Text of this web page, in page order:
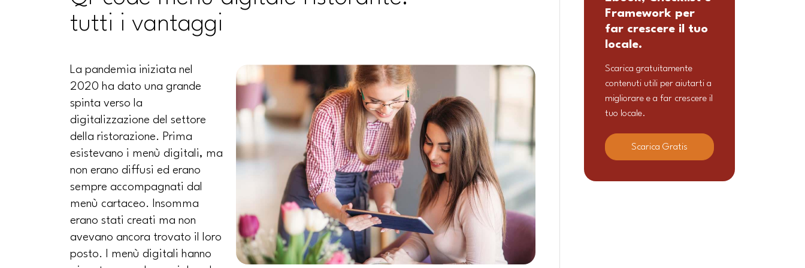
tutti i vantaggi
La pandemia iniziata nel
2020 ha dato una grande
spinta verso la
digitalizzazione del settore
della ristorazione. Prima
esistevano i menù digitali, ma
non erano diffusi ed erano
sempre accompagnati dal
menù cartaceo. Insomma
erano stati creati ma non
avevano ancora trovato il loro
posto. I menù digitali hanno
Framework per
far crescere il tuo
locale.
Scarica gratuitamente
contenuti utili per aiutarti a
migliorare e a far crescere il
tuo locale.
Scarica Gratis